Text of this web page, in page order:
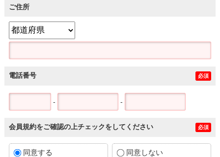
ご住所
電話番号 必須
- -
会員規約をご確認の上チェックをしてください 必須
同意する 同意しない